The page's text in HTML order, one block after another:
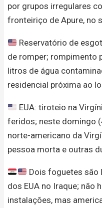
por grupos irregulares
fronteiriço de Apure, no
Reservatório de
de romper; rompimento
litros de água
residencial próxima ao
EUA: tiroteio na
feridos; neste domingo
norte-americano da
pessoa morta e outras
Dois foguetes são
dos EUA no Iraque; não
instalações, mas